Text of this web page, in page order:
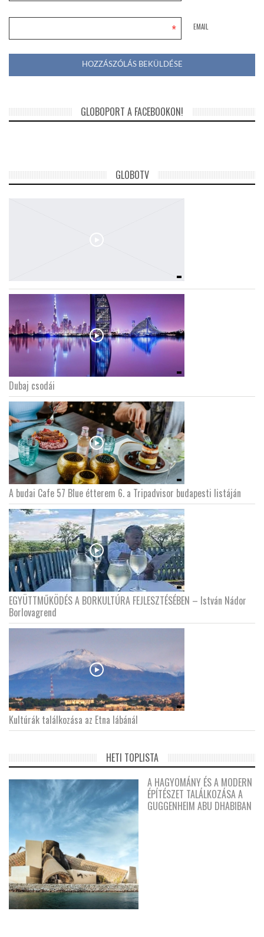
EMAIL
*
GLOBOPORT A FACEBOOKON!
GLOBOTV
Dubaj csodái
A budai Cafe 57 Blue étterem 6. a Tripadvisor budapesti listáján
EGYÜTTMŰKÖDÉS A BORKULTÚRA FEJLESZTÉSÉBEN – István Nádor
Borlovagrend
Kultúrák találkozása az Etna lábánál
HETI TOPLISTA
A HAGYOMÁNY ÉS A MODERN
ÉPÍTÉSZET TALÁLKOZÁSA A
GUGGENHEIM ABU DHABIBAN